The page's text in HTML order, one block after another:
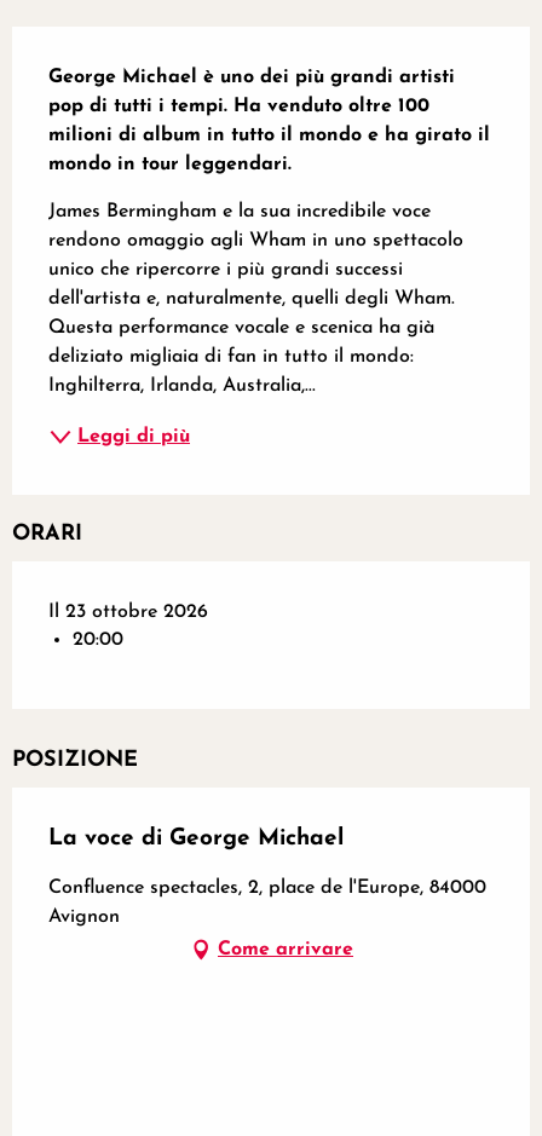
George Michael è uno dei più grandi artisti
pop di tutti i tempi. Ha venduto oltre 100
milioni di album in tutto il mondo e ha girato il
mondo in tour leggendari.
James Bermingham e la sua incredibile voce
rendono omaggio agli Wham in uno spettacolo
unico che ripercorre i più grandi successi
dell'artista e, naturalmente, quelli degli Wham.
Questa performance vocale e scenica ha già
deliziato migliaia di fan in tutto il mondo:
Inghilterra, Irlanda, Australia,...
Leggi di più
ORARI
Il 23 ottobre 2026
20:00
POSIZIONE
La voce di George Michael
Confluence spectacles, 2, place de l'Europe, 84000
Avignon
Come arrivare